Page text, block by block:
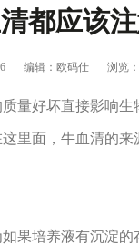
都应该
编辑：欧码仕 浏览：
好坏直接影响生
里面，牛血清的
培养液有沉淀的